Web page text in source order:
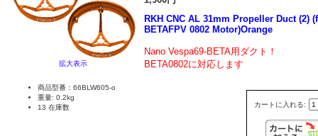
拡大表示
RKH CNC AL 31mm Propeller Duct (2)
BETAFPV 0802 Motor)Orange
Nano Vespa69-BETA用ダクト ！
BETA0802に対応します
カートに入れる:
商品型番：66BLW605-o
重量: 0.2kg
13 在庫数